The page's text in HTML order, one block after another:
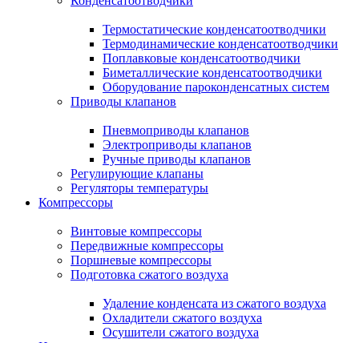
Термостатические конденсатоотводчики
Термодинамические конденсатоотводчики
Поплавковые конденсатоотводчики
Биметаллические конденсатоотводчики
Оборудование пароконденсатных систем
Приводы клапанов
Пневмоприводы клапанов
Электроприводы клапанов
Ручные приводы клапанов
Регулирующие клапаны
Регуляторы температуры
Компрессоры
Винтовые компрессоры
Передвижные компрессоры
Поршневые компрессоры
Подготовка сжатого воздуха
Удаление конденсата из сжатого воздуха
Охладители сжатого воздуха
Осушители сжатого воздуха